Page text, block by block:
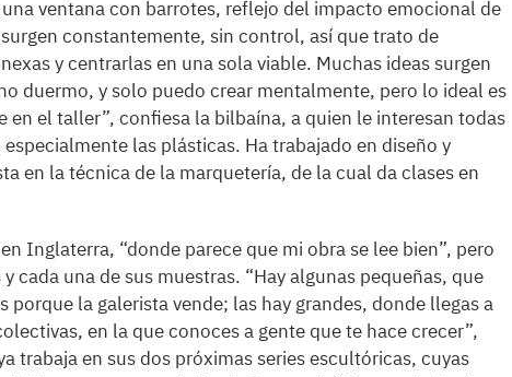
ventana con barrotes, reflejo del impacto emocional de
constantemente, sin control, así que trato de
y centrarlas en una sola viable. Muchas ideas surgen
duermo, y solo puedo crear mentalmente, pero lo ideal es
en el taller”, confiesa la bilbaína, a quien le interesan todas
las plásticas. Ha trabajado en diseño y
en la técnica de la marquetería, de la cual da clases en
Inglaterra, “donde parece que mi obra se lee bien”, pero
cada una de sus muestras. “Hay algunas pequeñas, que
la galerista vende; las hay grandes, donde llegas a
en la que conoces a gente que te hace crecer”,
trabaja en sus dos próximas series escultóricas, cuyas